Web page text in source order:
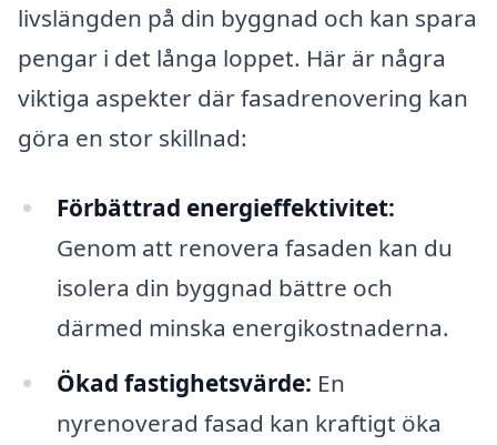
livslängden på din byggnad och kan spara
pengar i det långa loppet. Här är några
viktiga aspekter där fasadrenovering kan
göra en stor skillnad:
Förbättrad energieffektivitet:
Genom att renovera fasaden kan du
isolera din byggnad bättre och
därmed minska energikostnaderna.
Ökad fastighetsvärde: En
nyrenoverad fasad kan kraftigt öka